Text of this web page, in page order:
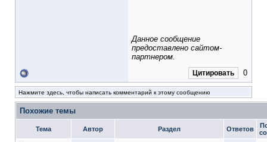
Данное сообщение
предоставлено сайтом-
партнером.
Цитировать 0
Нажмите здесь, чтобы написать комментарий к этому сообщению
Похожие темы
Тема Автор Раздел Ответов